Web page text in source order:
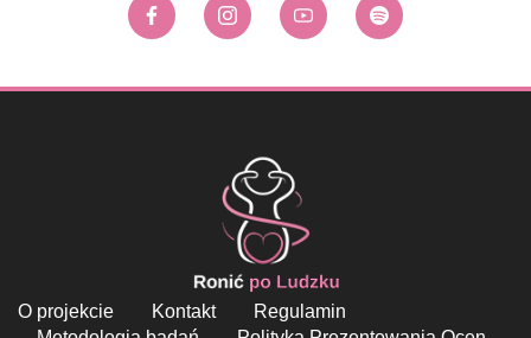
O projekcie Kontakt
Regulamin